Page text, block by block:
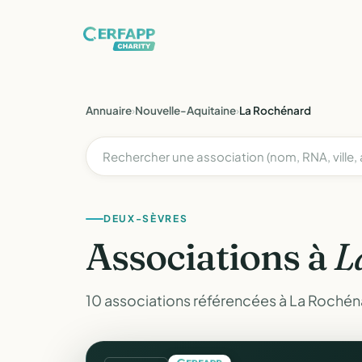
Annuaire›Nouvelle-Aquitaine›La Rochénard
DEUX-SÈVRES
Associations à
10 associations référencées à La